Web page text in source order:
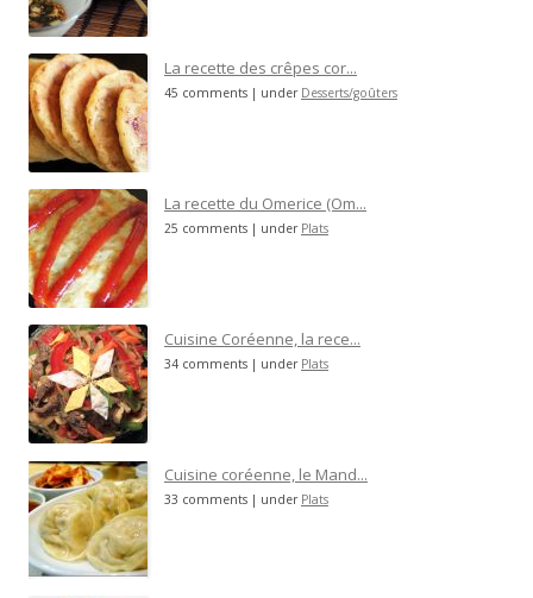
La recette des crêpes cor...
45 comments | under Desserts/goûters
La recette du Omerice (Om...
25 comments | under Plats
Cuisine Coréenne, la rece...
34 comments | under Plats
Cuisine coréenne, le Mand...
33 comments | under Plats